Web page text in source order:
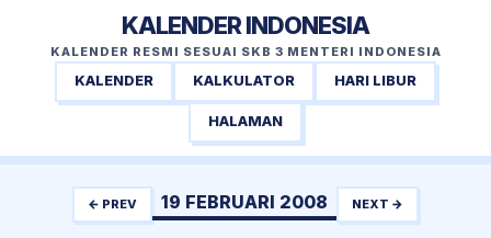
KALENDER INDONESIA
KALENDER RESMI SESUAI SKB 3 MENTERI INDONESIA
KALENDER KALKULATOR HARI LIBUR
HALAMAN
← PREV 19 FEBRUARI 2008 NEXT →